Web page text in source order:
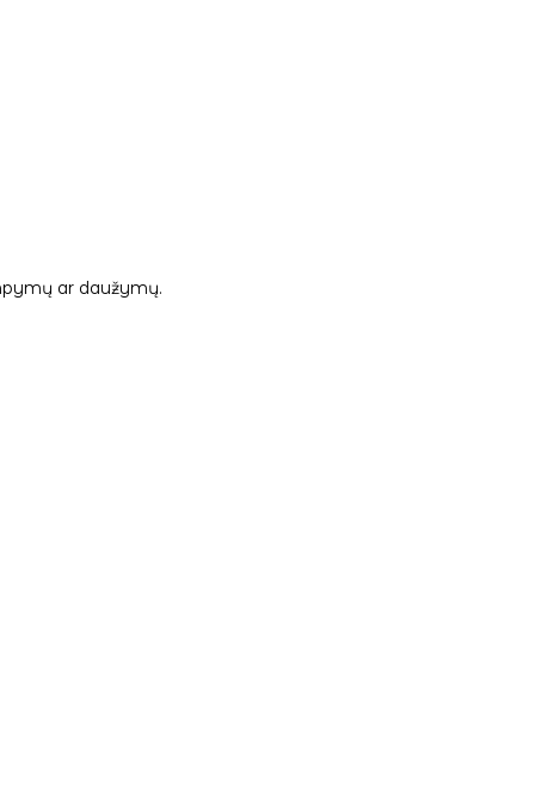
ar daužymų.